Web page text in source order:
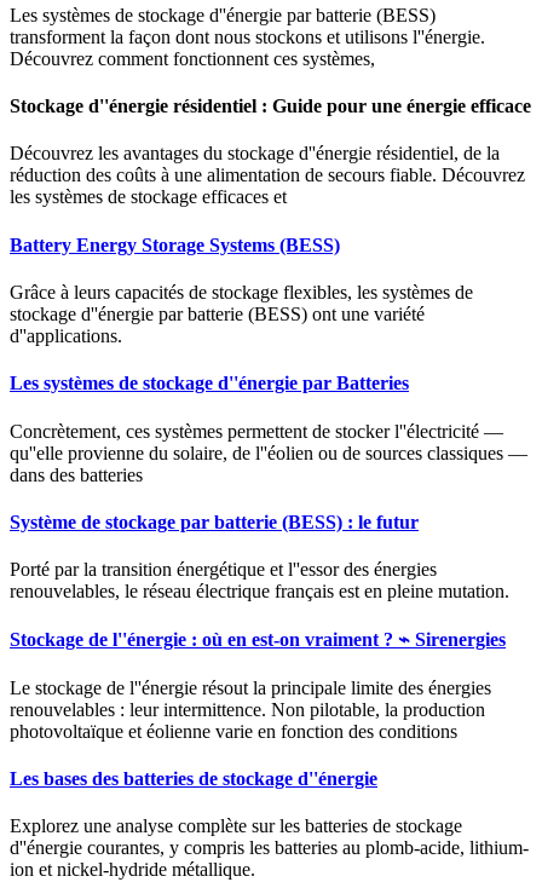
Les systèmes de stockage d''énergie par batterie (BESS)
transforment la façon dont nous stockons et utilisons l''énergie.
Découvrez comment fonctionnent ces systèmes,
Stockage d''énergie résidentiel : Guide pour une énergie efficace
Découvrez les avantages du stockage d''énergie résidentiel, de la
réduction des coûts à une alimentation de secours fiable. Découvrez
les systèmes de stockage efficaces et
Battery Energy Storage Systems (BESS)
Grâce à leurs capacités de stockage flexibles, les systèmes de
stockage d''énergie par batterie (BESS) ont une variété
d''applications.
Les systèmes de stockage d''énergie par Batteries
Concrètement, ces systèmes permettent de stocker l''électricité —
qu''elle provienne du solaire, de l''éolien ou de sources classiques —
dans des batteries
Système de stockage par batterie (BESS) : le futur
Porté par la transition énergétique et l''essor des énergies
renouvelables, le réseau électrique français est en pleine mutation.
Stockage de l''énergie : où en est-on vraiment ? ⌁ Sirenergies
Le stockage de l''énergie résout la principale limite des énergies
renouvelables : leur intermittence. Non pilotable, la production
photovoltaïque et éolienne varie en fonction des conditions
Les bases des batteries de stockage d''énergie
Explorez une analyse complète sur les batteries de stockage
d''énergie courantes, y compris les batteries au plomb-acide, lithium-
ion et nickel-hydride métallique.